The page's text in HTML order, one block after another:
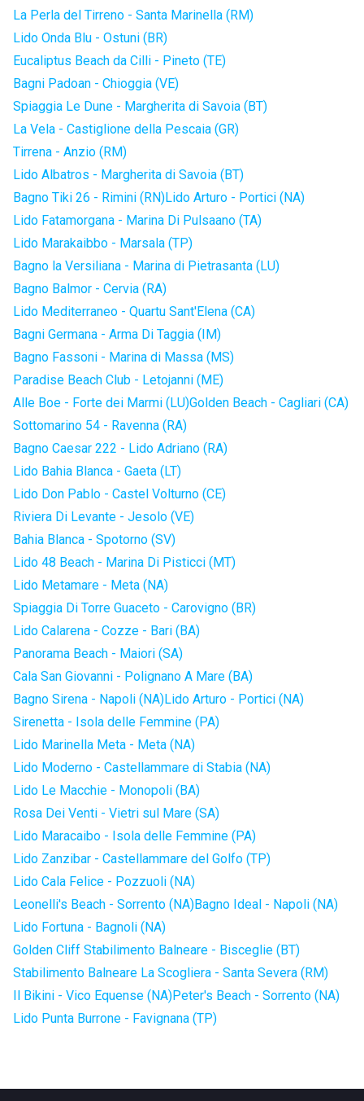
La Perla del Tirreno - Santa Marinella (RM)
Lido Onda Blu - Ostuni (BR)
Eucaliptus Beach da Cilli - Pineto (TE)
Bagni Padoan - Chioggia (VE)
Spiaggia Le Dune - Margherita di Savoia (BT)
La Vela - Castiglione della Pescaia (GR)
Tirrena - Anzio (RM)
Lido Albatros - Margherita di Savoia (BT)
Bagno Tiki 26 - Rimini (RN)Lido Arturo - Portici (NA)
Lido Fatamorgana - Marina Di Pulsaano (TA)
Lido Marakaibbo - Marsala (TP)
Bagno la Versiliana - Marina di Pietrasanta (LU)
Bagno Balmor - Cervia (RA)
Lido Mediterraneo - Quartu Sant'Elena (CA)
Bagni Germana - Arma Di Taggia (IM)
Bagno Fassoni - Marina di Massa (MS)
Paradise Beach Club - Letojanni (ME)
Alle Boe - Forte dei Marmi (LU)Golden Beach - Cagliari (CA)
Sottomarino 54 - Ravenna (RA)
Bagno Caesar 222 - Lido Adriano (RA)
Lido Bahia Blanca - Gaeta (LT)
Lido Don Pablo - Castel Volturno (CE)
Riviera Di Levante - Jesolo (VE)
Bahia Blanca - Spotorno (SV)
Lido 48 Beach - Marina Di Pisticci (MT)
Lido Metamare - Meta (NA)
Spiaggia Di Torre Guaceto - Carovigno (BR)
Lido Calarena - Cozze - Bari (BA)
Panorama Beach - Maiori (SA)
Cala San Giovanni - Polignano A Mare (BA)
Bagno Sirena - Napoli (NA)Lido Arturo - Portici (NA)
Sirenetta - Isola delle Femmine (PA)
Lido Marinella Meta - Meta (NA)
Lido Moderno - Castellammare di Stabia (NA)
Lido Le Macchie - Monopoli (BA)
Rosa Dei Venti - Vietri sul Mare (SA)
Lido Maracaibo - Isola delle Femmine (PA)
Lido Zanzibar - Castellammare del Golfo (TP)
Lido Cala Felice - Pozzuoli (NA)
Leonelli's Beach - Sorrento (NA)Bagno Ideal - Napoli (NA)
Lido Fortuna - Bagnoli (NA)
Golden Cliff Stabilimento Balneare - Bisceglie (BT)
Stabilimento Balneare La Scogliera - Santa Severa (RM)
Il Bikini - Vico Equense (NA)Peter's Beach - Sorrento (NA)
Lido Punta Burrone - Favignana (TP)